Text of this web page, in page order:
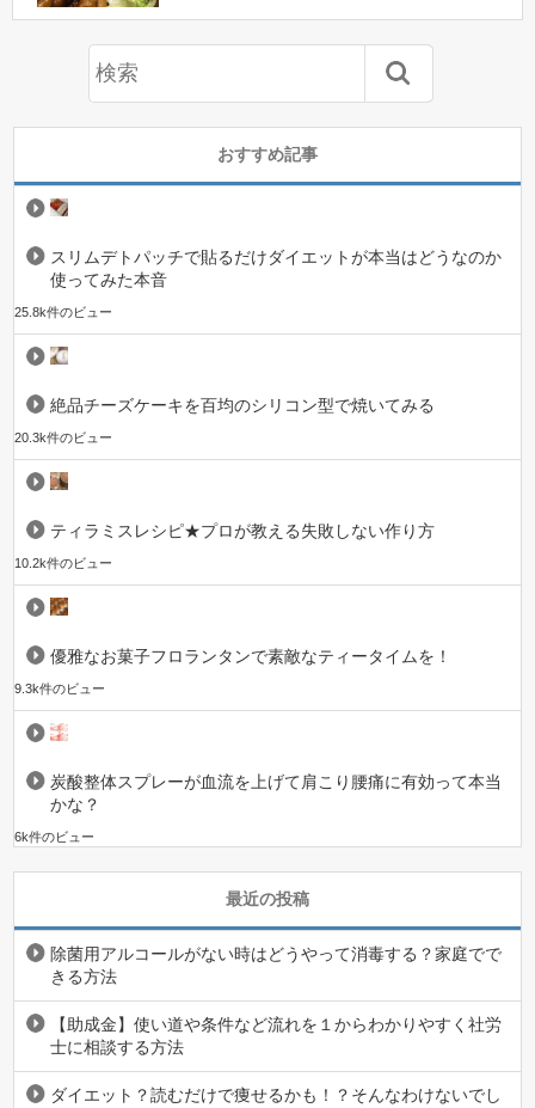
おすすめ記事
スリムデトパッチで貼るだけダイエットが本当はどうなのか
使ってみた本音
25.8k件のビュー
絶品チーズケーキを百均のシリコン型で焼いてみる
20.3k件のビュー
ティラミスレシピ★プロが教える失敗しない作り方
10.2k件のビュー
優雅なお菓子フロランタンで素敵なティータイムを！
9.3k件のビュー
炭酸整体スプレーが血流を上げて肩こり腰痛に有効って本当
かな？
6k件のビュー
最近の投稿
除菌用アルコールがない時はどうやって消毒する？家庭でで
きる方法
【助成金】使い道や条件など流れを１からわかりやすく社労
士に相談する方法
ダイエット？読むだけで痩せるかも！？そんなわけないでし